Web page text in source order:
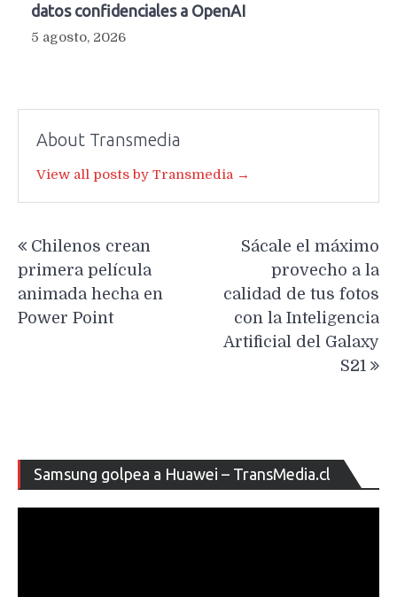
datos confidenciales a OpenAI
5 agosto, 2026
About Transmedia
View all posts by Transmedia →
de
entradas
Chilenos crean
primera película
animada hecha en
Power Point
Sácale el máximo
provecho a la
calidad de tus fotos
con la Inteligencia
Artificial del Galaxy
S21
Samsung golpea a Huawei – TransMedia.cl
de